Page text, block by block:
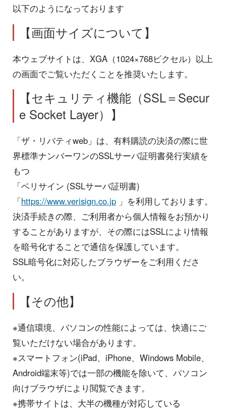
以下のようになっております
【画面サイズについて】
本ウェブサイトは、XGA（1024×768ビクセル）以上
の画面でご覧いただくことを推奨いたします。
【セキュリティ機能（SSL＝Secur
e Socket Layer）】
「ザ・リバティweb」は、有料購読の決済の際に世
界標準ナンバーワンのSSLサーバ証明書発行実績を
もつ
「ベリサイン (SSLサーバ証明書)
「https://www.verisign.co.jp 」を利用しております。
決済手続きの際、ご利用者から個人情報をお預かり
することがありますが、その際にはSSLにより情報
を暗号化することで通信を保護しています。
SSL暗号化に対応したブラウザーをご利用くださ
い。
【その他】
※通信環境、パソコンの性能によっては、快適にご
覧いただけない場合があります。
※スマートフォン(iPad、iPhone、Windows Mobile、
Android端末等)では一部の機能を除いて、パソコン
向けブラウザにより閲覧できます。
※携帯サイトは、大半の機種が対応している